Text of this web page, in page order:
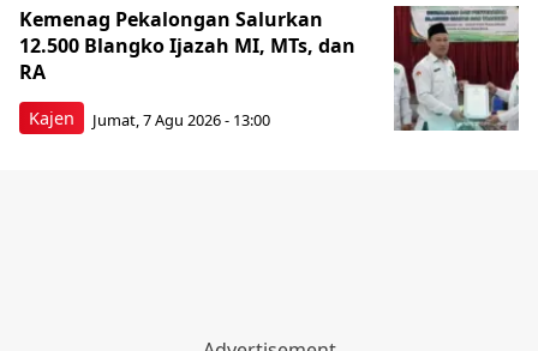
Kajen
Kemenag Pekalongan Salurkan
12.500 Blangko Ijazah MI, MTs, dan
RA
Jumat, 7 Agu 2026 - 13:00